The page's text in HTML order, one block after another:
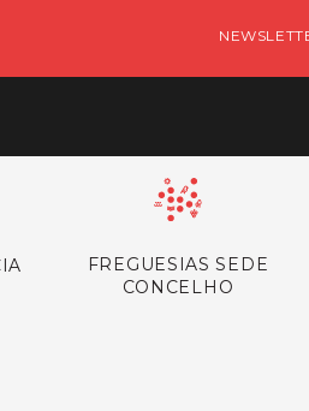
FREGUESIAS SEDE
CONCELHO